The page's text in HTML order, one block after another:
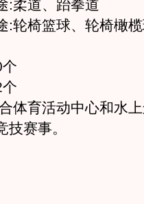
道、跆拳道
椅篮球、轮椅橄
育活动中心和水上
赛事。